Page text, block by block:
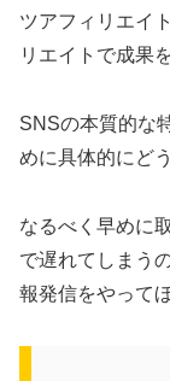
ツアフィリエイ
リエイトで成果
SNSの本質的な
めに具体的にど
なるべく早めに
で遅れてしまう
報発信をやって